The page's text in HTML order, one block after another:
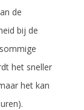
de
bij de
het sneller
het kan